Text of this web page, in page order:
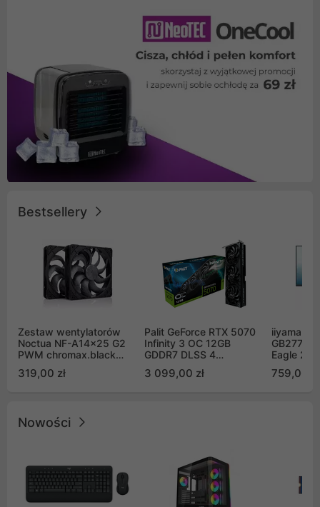
Bestsellery
Zestaw wentylatorów
Noctua NF-A14x25 G2
PWM chromax.black
Push Pull (2szt)
319,00 zł
Palit GeForce RTX 5070
Infinity 3 OC 12GB
GDDR7 DLSS 4
GB2050S)
3 099,00 zł
iiyama G-
Eagle 27"
759,00 zł
Nowości